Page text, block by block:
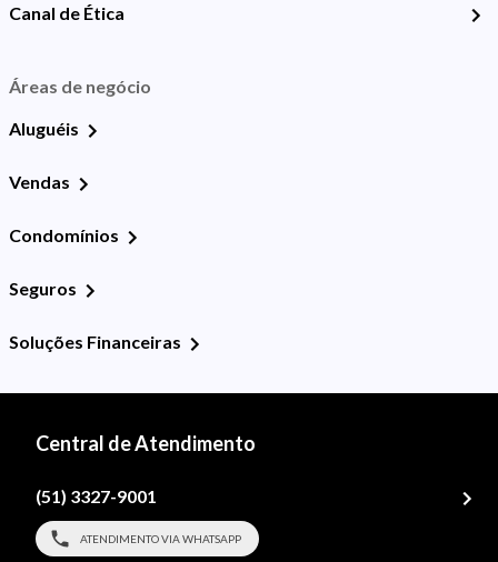
Canal de Ética
Áreas de negócio
Aluguéis
Vendas
Condomínios
Seguros
Soluções Financeiras
Central de Atendimento
(51) 3327-9001
ATENDIMENTO VIA WHATSAPP